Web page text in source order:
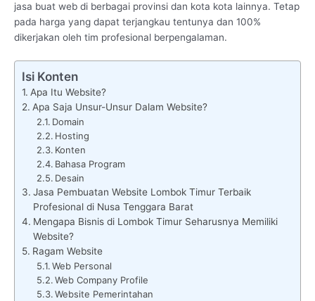
jasa buat web di berbagai provinsi dan kota kota lainnya. Tetap
pada harga yang dapat terjangkau tentunya dan 100%
dikerjakan oleh tim profesional berpengalaman.
Isi Konten
Apa Itu Website?
Apa Saja Unsur-Unsur Dalam Website?
Domain
Hosting
Konten
Bahasa Program
Desain
Jasa Pembuatan Website Lombok Timur Terbaik
Profesional di Nusa Tenggara Barat
Mengapa Bisnis di Lombok Timur Seharusnya Memiliki
Website?
Ragam Website
Web Personal
Web Company Profile
Website Pemerintahan